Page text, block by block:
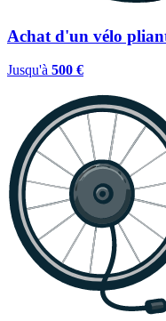
Achat d'un vélo
Jusqu'à 500 €